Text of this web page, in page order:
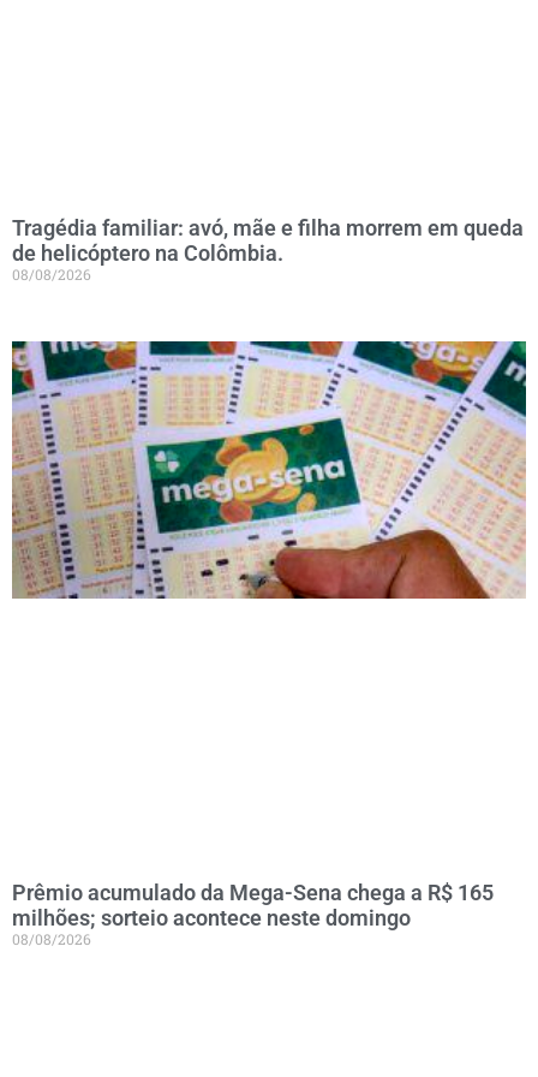
Tragédia familiar: avó, mãe e filha morrem em queda
de helicóptero na Colômbia.
08/08/2026
Prêmio acumulado da Mega-Sena chega a R$ 165
milhões; sorteio acontece neste domingo
08/08/2026